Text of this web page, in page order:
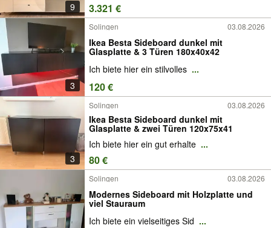
9 3.321 €
3
Solingen 03.08.2026
Ikea Besta Sideboard dunkel mit
Glasplatte & 3 Türen 180x40x42
Ich biete hier ein stilvolles ...
120 €
3
Solingen 03.08.2026
Ikea Besta Sideboard dunkel mit
Glasplatte & zwei Türen 120x75x41
Ich biete hier ein gut erhalte ...
80 €
Solingen 03.08.2026
Modernes Sideboard mit Holzplatte und
viel Stauraum
Ich biete ein vielseitiges Sid ...